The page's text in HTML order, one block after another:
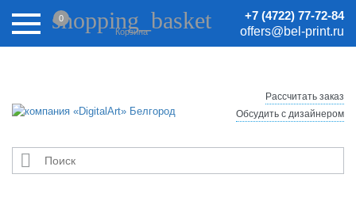
Внимание! Цены на сайте могут быть неактуальными.
Актуальные цены уточняйте у менеджеров.
+7 (4722) 77-72-84
offers@bel-print.ru
shopping_basket
Корзина
0

Рассчитать заказ
Обсудить с дизайнером